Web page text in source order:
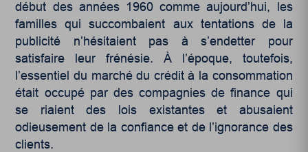
début des années 1960 comme aujourd’hui, les
familles qui succombaient aux tentations de la
publicité n’hésitaient pas à s’endetter pour
satisfaire leur frénésie. À l’époque, toutefois,
l’essentiel du marché du crédit à la consommation
était occupé par des compagnies de finance qui
se riaient des lois existantes et abusaient
odieusement de la confiance et de l’ignorance des
clients.